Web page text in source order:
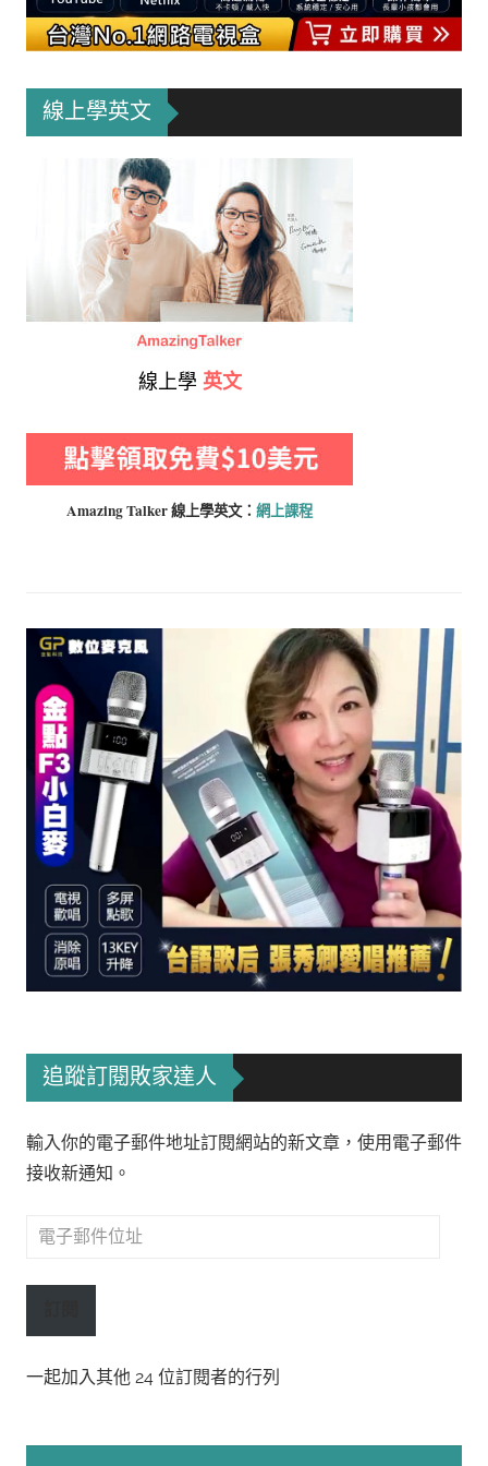
線上學英文
線上學 英文
Amazing Talker 線上學英文： 網上課程
追蹤訂閱敗家達人
輸入你的電子郵件地址訂閱網站的新文章，使用電子郵件
接收新通知。
電
郵
址
一起加入其他 24 位訂閱者的行列